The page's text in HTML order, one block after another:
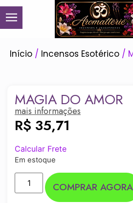
Início / Incensos Esotérico /
MAGIA DO AMOR
mais informações
R$ 35,71
Calcular Frete
Em estoque
COMPRAR AGORA